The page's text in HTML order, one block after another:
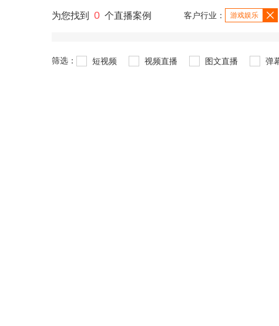
为您找到 0 个直播案例 客户行业： 游戏娱乐
筛选： 短视频 视频直播 图文直播 弹